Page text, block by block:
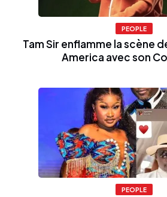
PEOPLE
Tam Sir enflamme la scène
America avec son
PEOPLE